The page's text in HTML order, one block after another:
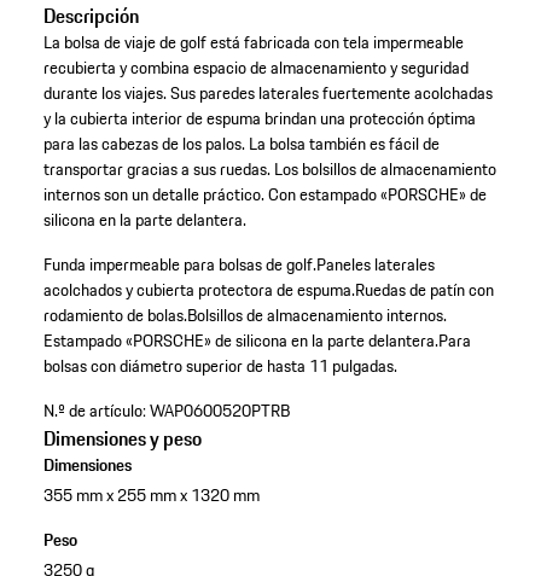
Descripción
La bolsa de viaje de golf está fabricada con tela impermeable
recubierta y combina espacio de almacenamiento y seguridad
durante los viajes. Sus paredes laterales fuertemente acolchadas
y la cubierta interior de espuma brindan una protección óptima
para las cabezas de los palos. La bolsa también es fácil de
transportar gracias a sus ruedas. Los bolsillos de almacenamiento
internos son un detalle práctico. Con estampado «PORSCHE» de
silicona en la parte delantera.
Funda impermeable para bolsas de golf.Paneles laterales
acolchados y cubierta protectora de espuma.Ruedas de patín con
rodamiento de bolas.Bolsillos de almacenamiento internos.
Estampado «PORSCHE» de silicona en la parte delantera.Para
bolsas con diámetro superior de hasta 11 pulgadas.
N.º de artículo:WAP0600520PTRB
Dimensiones y peso
Dimensiones
355 mm x 255 mm x 1320 mm
Peso
3250 g